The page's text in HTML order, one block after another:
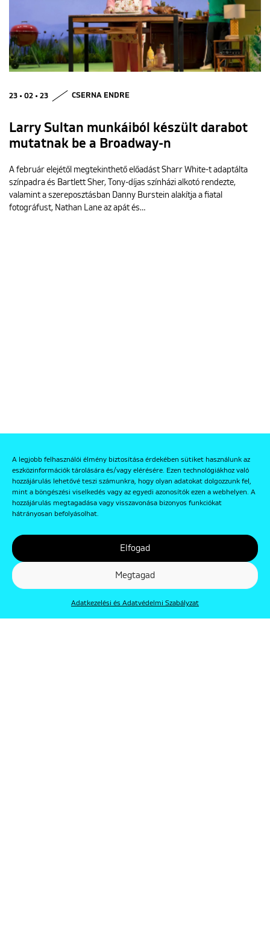
A legjobb felhasználói élmény biztosítása érdekében sütiket használunk az
eszközinformációk tárolására és/vagy elérésére. Ezen technológiákhoz való
hozzájárulás lehetővé teszi számunkra, hogy olyan adatokat dolgozzunk fel,
mint a böngészési viselkedés vagy az egyedi azonosítók ezen a webhelyen. A
hozzájárulás megtagadása vagy visszavonása bizonyos funkciókat
hátrányosan befolyásolhat.
Elfogad
Megtagad
Adatkezelési és Adatvédelmi Szabályzat
23 • 02 • 23 CSERNA ENDRE
Larry Sultan munkáiból készült darabot
mutatnak be a Broadway-n
A február elejétől megtekinthető előadást Sharr White-t adaptálta
színpadra és Bartlett Sher, Tony-díjas színházi alkotó rendezte,
valamint a szereposztásban Danny Burstein alakítja a fiatal
fotográfust, Nathan Lane az apát és…